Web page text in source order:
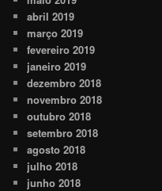
abril 2019
março 2019
fevereiro 2019
janeiro 2019
dezembro 2018
novembro 2018
outubro 2018
setembro 2018
agosto 2018
julho 2018
junho 2018